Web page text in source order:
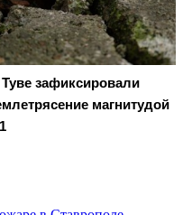
зафиксировали
магнитудой